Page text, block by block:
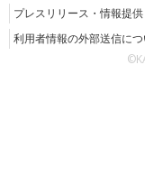
プレスリリース・情報提供
利用者情報の外部送信に